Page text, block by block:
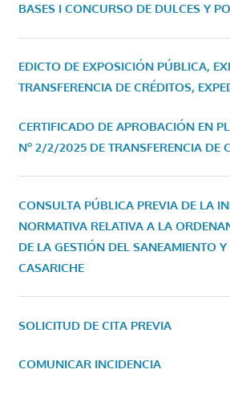
BASES I CONCURSO DE DULCES Y
EDICTO DE EXPOSICIÓN PÚBLICA,
TRANSFERENCIA DE CRÉDITOS,
CERTIFICADO DE APROBACIÓN EN
Nº 2/2/2025 DE TRANSFERENCIA DE
CONSULTA PÚBLICA PREVIA DE LA
NORMATIVA RELATIVA A LA
DE LA GESTIÓN DEL SANEAMIENTO
CASARICHE
SOLICITUD DE CITA PREVIA
COMUNICAR INCIDENCIA